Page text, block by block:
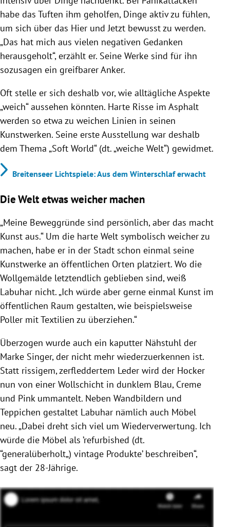
habe das Tuften ihm geholfen, Dinge aktiv zu fühlen,
um sich über das Hier und Jetzt bewusst zu werden.
„Das hat mich aus vielen negativen Gedanken
herausgeholt“, erzählt er. Seine Werke sind für ihn
sozusagen ein greifbarer Anker.
Oft stelle er sich deshalb vor, wie alltägliche Aspekte
„weich“ aussehen könnten. Harte Risse im Asphalt
werden so etwa zu weichen Linien in seinen
Kunstwerken. Seine erste Ausstellung war deshalb
dem Thema „Soft World“ (dt. „weiche Welt“) gewidmet.
Breitenseer Lichtspiele: Aus dem Winterschlaf erwacht
Die Welt etwas weicher machen
„Meine Beweggründe sind persönlich, aber das macht
Kunst aus.“ Um die harte Welt symbolisch weicher zu
machen, habe er in der Stadt schon einmal seine
Kunstwerke an öffentlichen Orten platziert. Wo die
Wollgemälde letztendlich geblieben sind, weiß
Labuhar nicht. „Ich würde aber gerne einmal Kunst im
öffentlichen Raum gestalten, wie beispielsweise
Poller mit Textilien zu überziehen.“
Überzogen wurde auch ein kaputter Nähstuhl der
Marke Singer, der nicht mehr wiederzuerkennen ist.
Statt rissigem, zerfleddertem Leder wird der Hocker
nun von einer Wollschicht in dunklem Blau, Creme
und Pink ummantelt. Neben Wandbildern und
Teppichen gestaltet Labuhar nämlich auch Möbel
neu. „Dabei dreht sich viel um Wiederverwertung. Ich
würde die Möbel als ’refurbished (dt.
“generalüberholt„) vintage Produkte’ beschreiben“,
sagt der 28-Jährige.